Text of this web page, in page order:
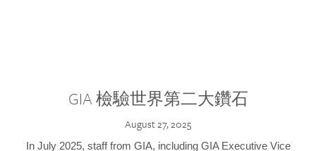
GIA 檢驗世界第二大鑽石
August 27, 2025
In July 2025, staff from GIA, including GIA Executive Vice